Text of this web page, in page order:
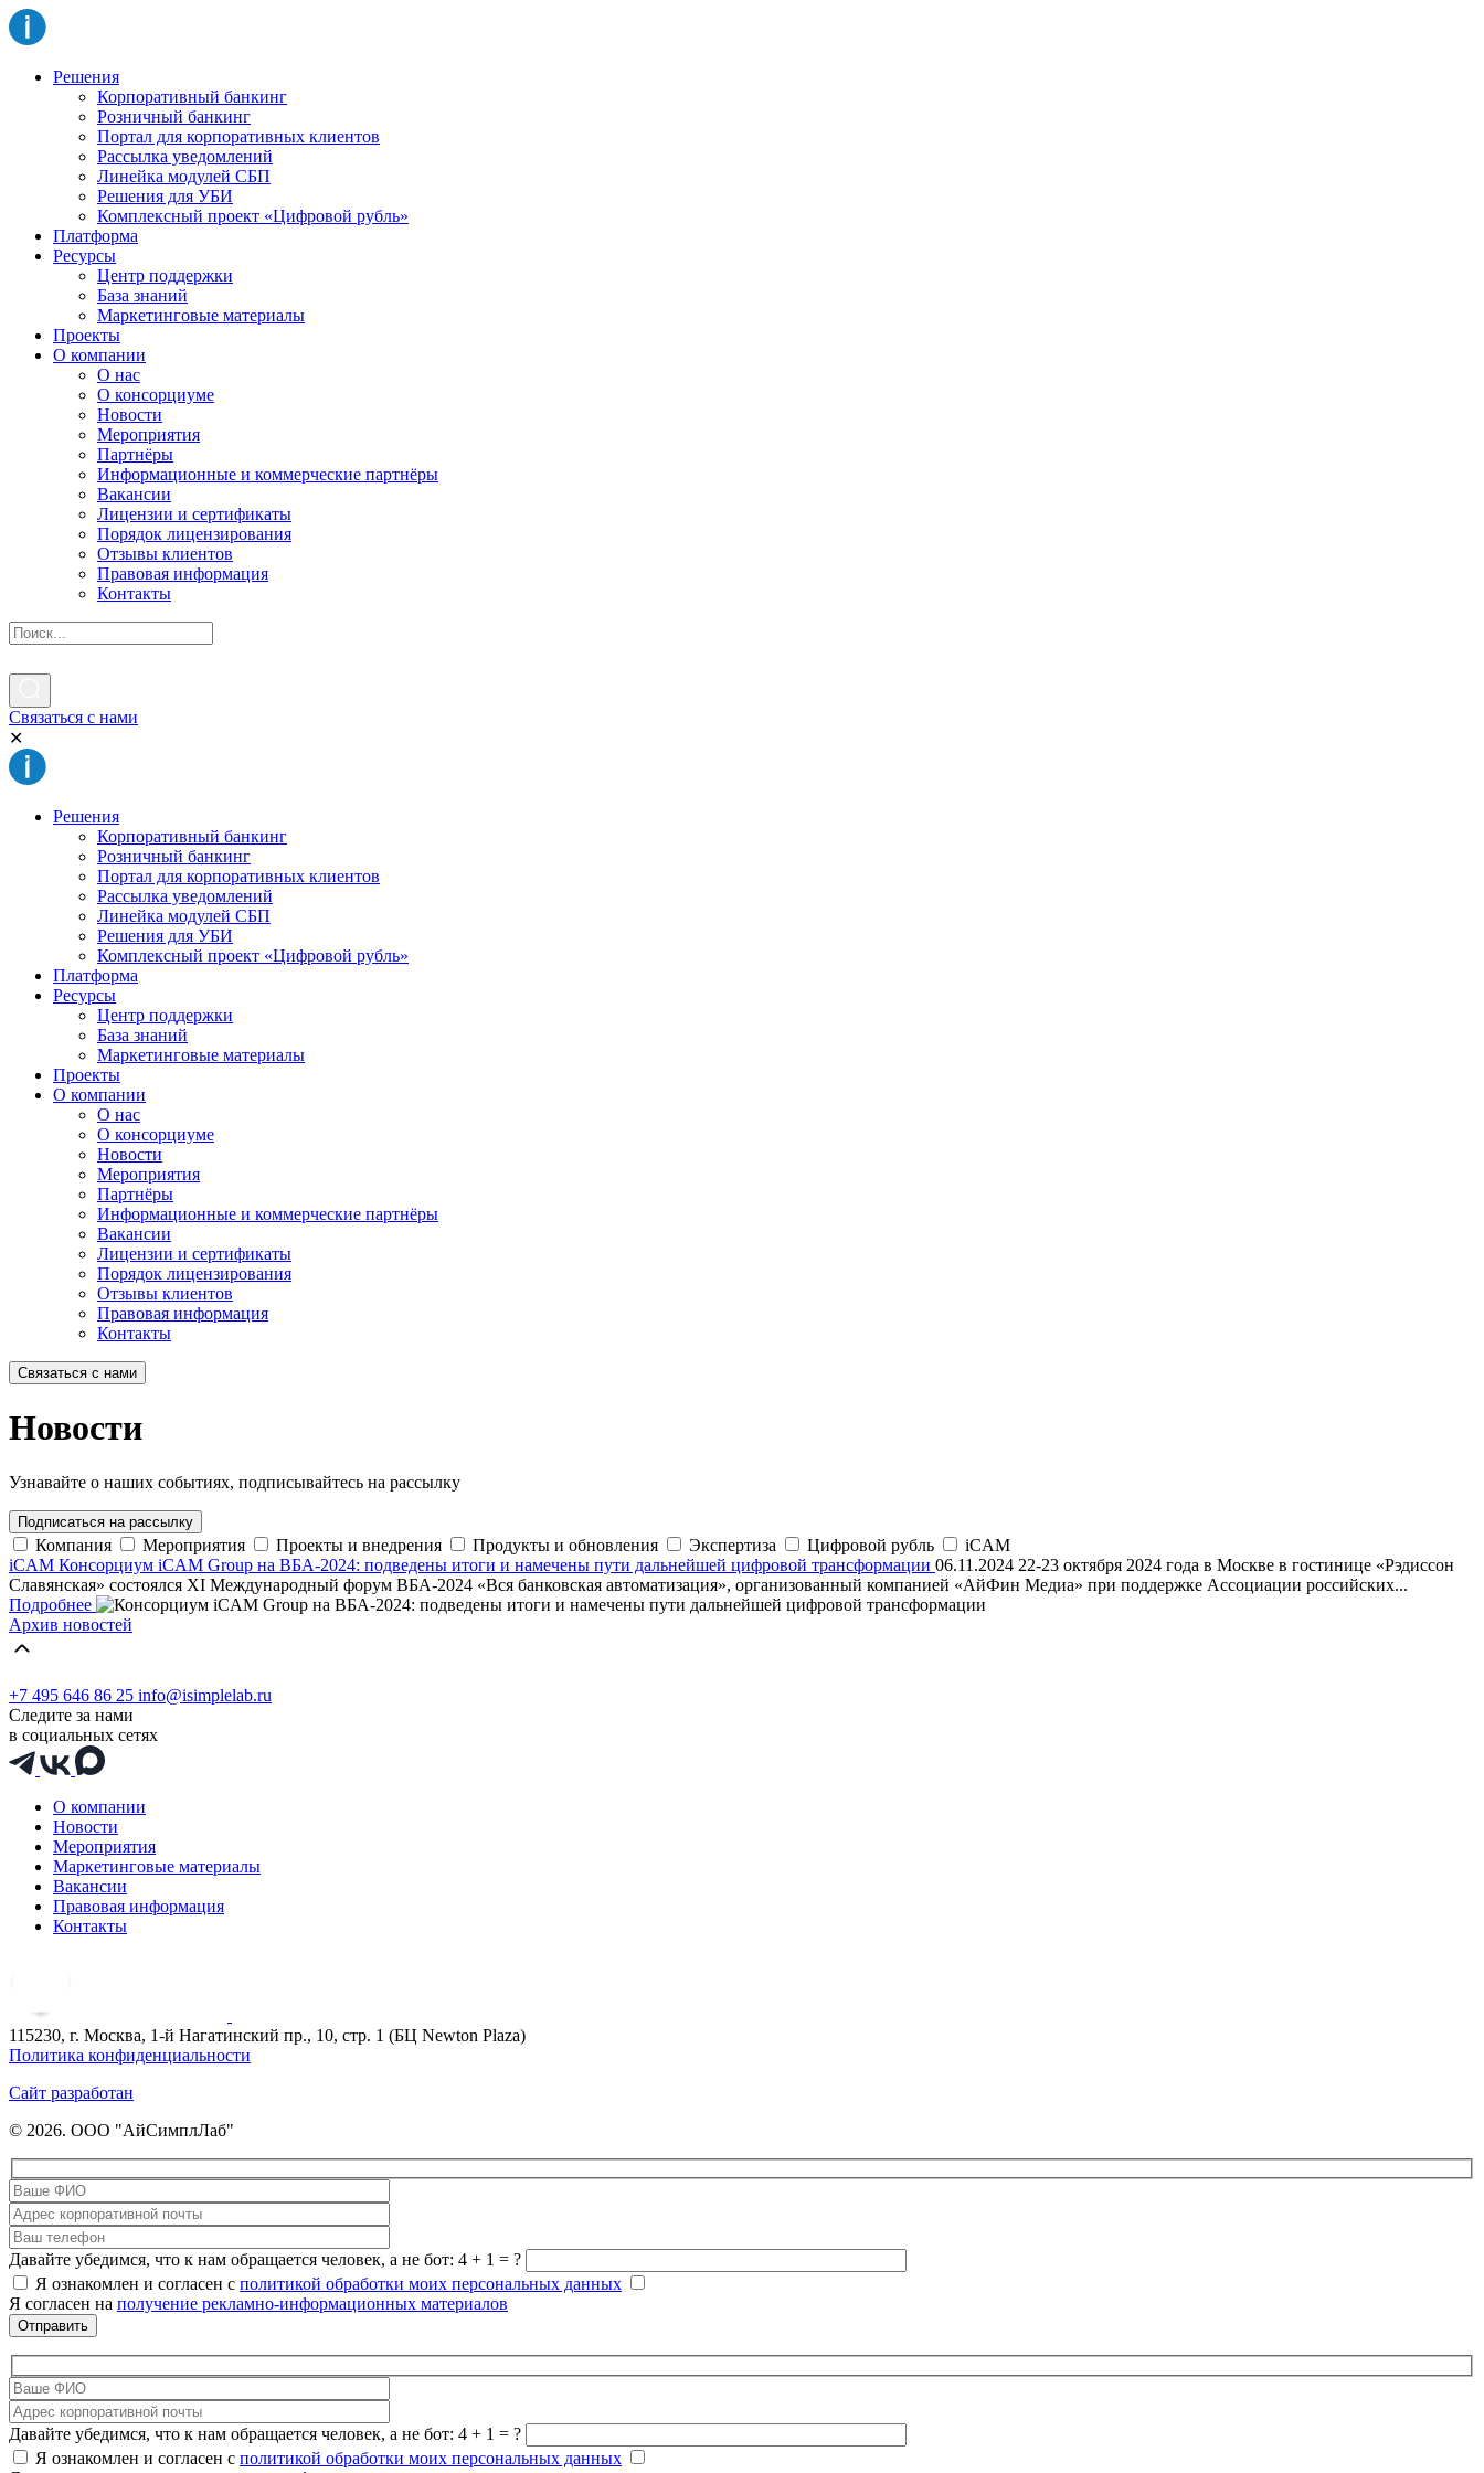
Решения
Корпоративный банкинг
Розничный банкинг
Портал для корпоративных клиентов
Рассылка уведомлений
Линейка модулей СБП
Решения для УБИ
Комплексный проект «Цифровой рубль»
Платформа
Ресурсы
Центр поддержки
База знаний
Маркетинговые материалы
Проекты
О компании
О нас
О консорциуме
Новости
Мероприятия
Партнёры
Информационные и коммерческие партнёры
Вакансии
Лицензии и сертификаты
Порядок лицензирования
Отзывы клиентов
Правовая информация
Контакты
Связаться с нами
✕
Решения
Корпоративный банкинг
Розничный банкинг
Портал для корпоративных клиентов
Рассылка уведомлений
Линейка модулей СБП
Решения для УБИ
Комплексный проект «Цифровой рубль»
Платформа
Ресурсы
Центр поддержки
База знаний
Маркетинговые материалы
Проекты
О компании
О нас
О консорциуме
Новости
Мероприятия
Партнёры
Информационные и коммерческие партнёры
Вакансии
Лицензии и сертификаты
Порядок лицензирования
Отзывы клиентов
Правовая информация
Контакты
Связаться с нами
Новости
Узнавайте о наших событиях, подписывайтесь на рассылку
Подписаться на рассылку
Компания Мероприятия Проекты и внедрения Продукты и обновления Экспертиза Цифровой рубль
iCAM
iCAM Консорциум iCAM Group на ВБА-2024: подведены итоги и намечены пути дальнейшей цифровой трансформации 06.11.2024 22-23 октября 2024 года в Москве в гостинице «Рэдиссон
Славянская» состоялся XI Международный форум ВБА-2024 «Вся банковская автоматизация», организованный компанией «АйФин Медиа» при поддержке Ассоциации российских...
Подробнее
Архив новостей
+7 495 646 86 25 info@isimplelab.ru
Следите за нами
в социальных сетях
О компании
Новости
Мероприятия
Маркетинговые материалы
Вакансии
Правовая информация
Контакты
115230, г. Москва, 1-й Нагатинский пр., 10, стр. 1 (БЦ Newton Plaza)
Политика конфиденциальности
Сайт разработан
© 2026. ООО "АйСимплЛаб"
Давайте убедимся, что к нам обращается человек, а не бот: 4 + 1 = ?
Я ознакомлен и согласен с политикой обработки моих персональных данных
Я согласен на получение рекламно-информационных материалов
Давайте убедимся, что к нам обращается человек, а не бот: 4 + 1 = ?
Я ознакомлен и согласен с политикой обработки моих персональных данных